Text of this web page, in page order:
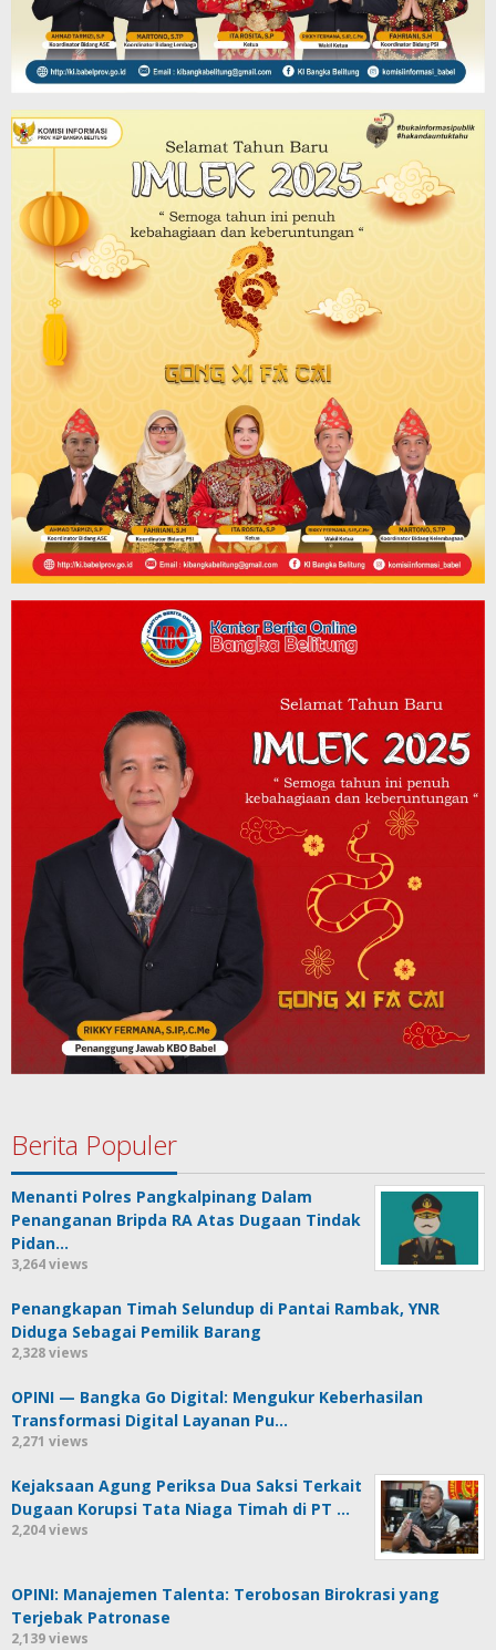
Berita Populer
Menanti Polres Pangkalpinang Dalam
Penanganan Bripda RA Atas Dugaan Tindak
Pidan…
3,264 views
Penangkapan Timah Selundup di Pantai Rambak, YNR
Diduga Sebagai Pemilik Barang
2,328 views
OPINI — Bangka Go Digital: Mengukur Keberhasilan
Transformasi Digital Layanan Pu…
2,271 views
Kejaksaan Agung Periksa Dua Saksi Terkait
Dugaan Korupsi Tata Niaga Timah di PT …
2,204 views
OPINI: Manajemen Talenta: Terobosan Birokrasi yang
Terjebak Patronase
2,139 views